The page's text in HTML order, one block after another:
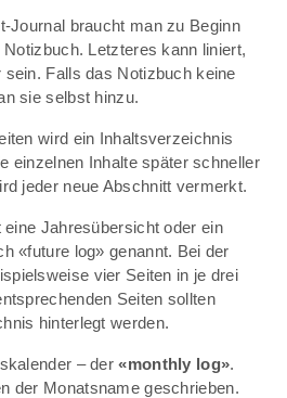
Journal braucht man zu Beginn
Letzteres kann liniert,
Falls das Notizbuch keine
sie selbst hinzu.
wird ein Inhaltsverzeichnis
einzelnen Inhalte später schneller
jeder neue Abschnitt vermerkt.
Jahresübersicht oder ein
«future log» genannt. Bei der
vier Seiten in je drei
Seiten sollten
hinterlegt werden.
– der«monthly log».
der Monatsname geschrieben.